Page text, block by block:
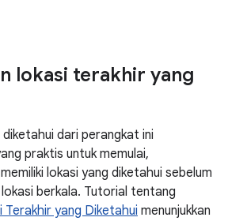
lokasi terakhir yang
dari perangkat ini
praktis untuk memulai,
lokasi yang diketahui sebelum
berkala. Tutorial tentang
yang Diketahui menunjukkan